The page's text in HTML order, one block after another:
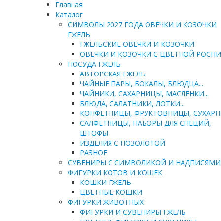
Главная
Каталог
СИМВОЛЫ 2027 ГОДА ОВЕЧКИ И КОЗОЧКИ
ГЖЕЛЬ
ГЖЕЛЬСКИЕ ОВЕЧКИ И КОЗОЧКИ
ОВЕЧКИ И КОЗОЧКИ С ЦВЕТНОЙ
ПОСУДА ГЖЕЛЬ
АВТОРСКАЯ ГЖЕЛЬ
ЧАЙНЫЕ ПАРЫ, БОКАЛЫ, БЛЮДЦА...
ЧАЙНИКИ, САХАРНИЦЫ, МАСЛЕНКИ...
БЛЮДА, САЛАТНИКИ, ЛОТКИ...
КОНФЕТНИЦЫ, ФРУКТОВНИЦЫ,
САЛФЕТНИЦЫ, НАБОРЫ ДЛЯ СПЕЦИЙ,
ШТОФЫ
ИЗДЕЛИЯ С ПОЗОЛОТОЙ
РАЗНОЕ
СУВЕНИРЫ С СИМВОЛИКОЙ И НАДПИСЯМИ
ФИГУРКИ КОТОВ И КОШЕК
КОШКИ ГЖЕЛЬ
ЦВЕТНЫЕ КОШКИ
ФИГУРКИ ЖИВОТНЫХ
ФИГУРКИ И СУВЕНИРЫ ГЖЕЛЬ